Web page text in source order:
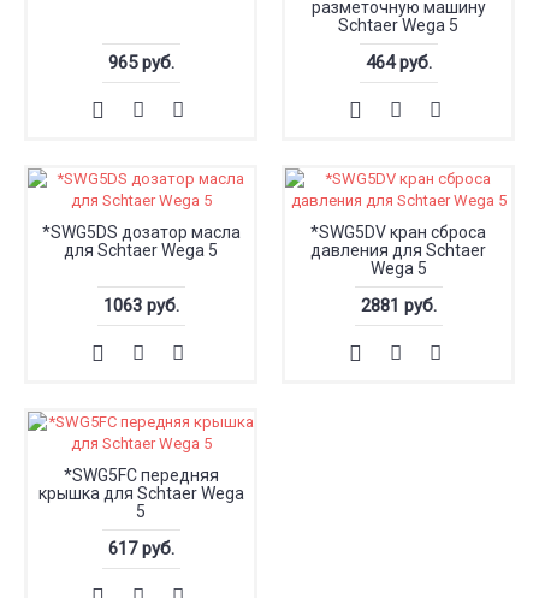
965 руб.
разметочную машину
Schtaer Wega 5
464 руб.
*SWG5DS дозатор масла
для Schtaer Wega 5
1063 руб.
*SWG5DV кран сброса
давления для Schtaer
Wega 5
2881 руб.
*SWG5FC передняя
крышка для Schtaer Wega
5
617 руб.